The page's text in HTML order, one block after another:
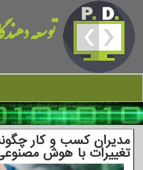
توسعه
مدیران کسب و کار
تغییرات با هوش